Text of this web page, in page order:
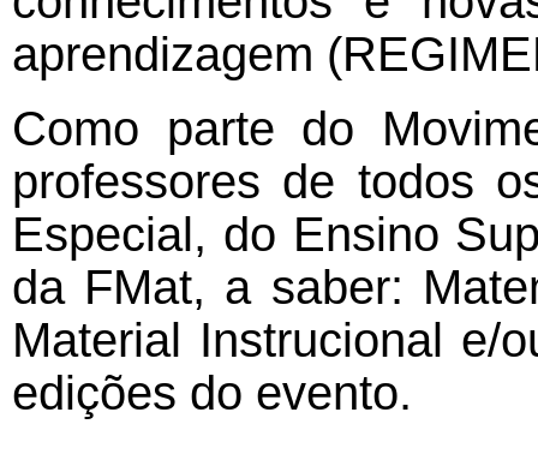
aprendizagem
Como parte do
professores de todos
Especial, do Ensino
da FMat, a saber:
Material Instrucional e/
edições do evento.